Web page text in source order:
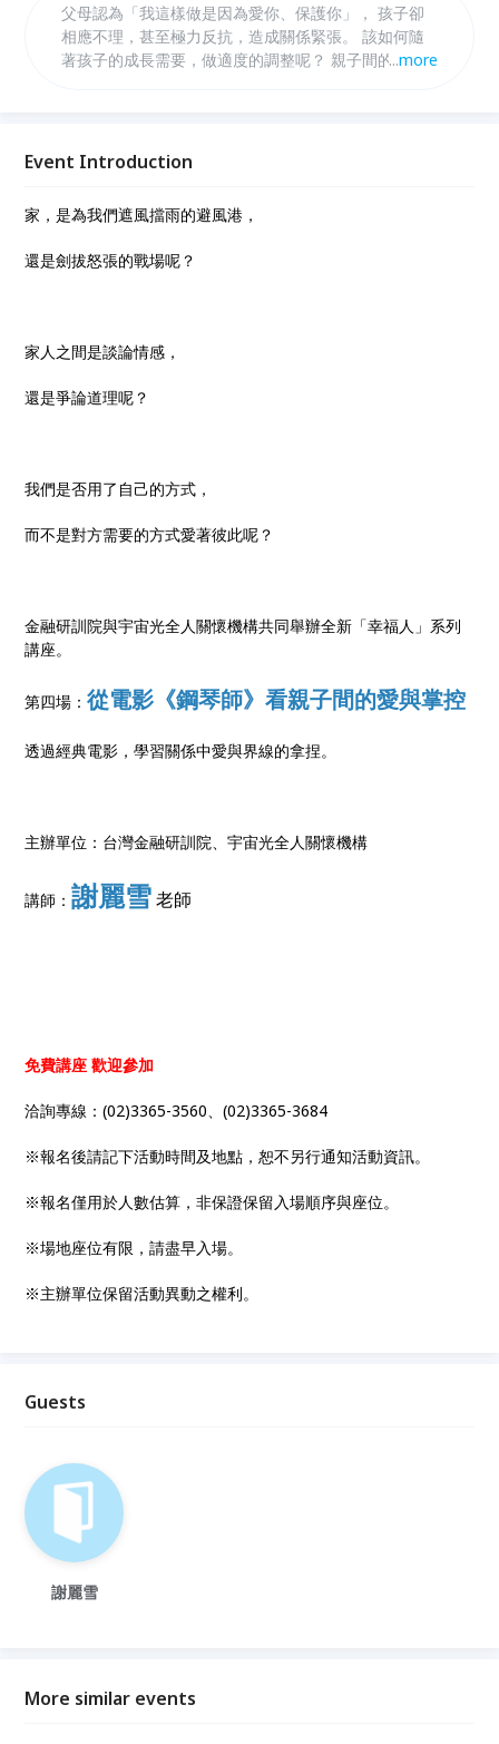
父母認為「我這樣做是因為愛你、保護你」， 孩子卻
相應不理，甚至極力反抗，造成關係緊張。 該如何隨
著孩子的成長需要，做適度的調整呢？ 親子間的愛與
...more
Event Introduction
家，是為我們遮風擋雨的避風港，
還是劍拔怒張的戰場呢？
家人之間是談論情感，
還是爭論道理呢？
我們是否用了自己的方式，
而不是對方需要的方式愛著彼此呢？
金融研訓院與宇宙光全人關懷機構共同舉辦全新「幸福人」系列
講座。
第四場：從電影《鋼琴師》看親子間的愛與掌控
透過經典電影，學習關係中愛與界線的拿捏。
主辦單位：台灣金融研訓院、宇宙光全人關懷機構
講師：謝麗雪老師
免費講座 歡迎參加
洽詢專線：(02)3365-3560、(02)3365-3684
※報名後請記下活動時間及地點，恕不另行通知活動資訊。
※報名僅用於人數估算，非保證保留入場順序與座位。
※場地座位有限，請盡早入場。
※主辦單位保留活動異動之權利。
Guests
謝麗雪
More similar events